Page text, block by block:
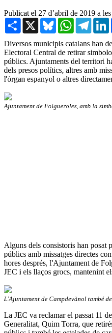
Publicat el 27 d’abril de 2019 a
Share X BlueskyWhatsApp
Diversos municipis catalans han
Electoral Central de retirar
públics. Ajuntaments del territori
dels presos polítics, altres amb
l'òrgan espanyol o altres
Ajuntament de Folgueroles, amb la
Alguns dels consistoris han posat
públics amb missatges directes
hores després, l'Ajuntament de
JEC i els llaços grocs, mantenint
L'Ajuntament de Campdevànol també
La JEC va reclamar el passat 11
Generalitat, Quim Torra, que